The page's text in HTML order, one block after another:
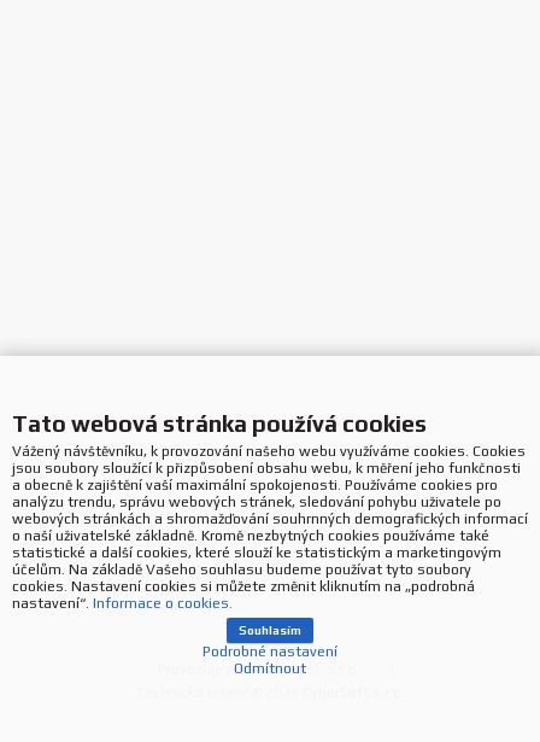
Provozuje ASBIS CZ spol. s r.o.
Tato webová stránka používá cookies
Vážený návštěvníku, k provozování našeho webu využíváme cookies. Cookies
jsou soubory sloužící k přizpůsobení obsahu webu, k měření jeho funkčnosti
a obecně k zajištění vaší maximální spokojenosti. Používáme cookies pro
analýzu trendu, správu webových stránek, sledování pohybu uživatele po
webových stránkách a shromažďování souhrnných demografických informací
o naší uživatelské základně. Kromě nezbytných cookies používáme také
statistické a další cookies, které slouží ke statistickým a marketingovým
účelům. Na základě Vašeho souhlasu budeme používat tyto soubory
cookies. Nastavení cookies si můžete změnit kliknutím na „podrobná
nastavení“. Informace o cookies.
Odmítnout
Podrobné nastavení
Souhlasím